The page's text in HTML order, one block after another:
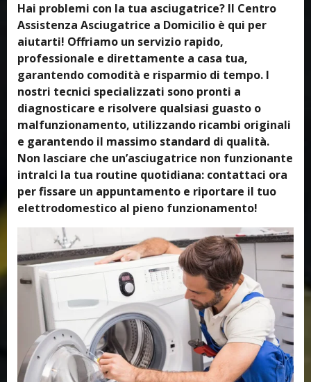
Hai problemi con la tua asciugatrice? Il Centro
Assistenza Asciugatrice a Domicilio è qui per
aiutarti! Offriamo un servizio rapido,
professionale e direttamente a casa tua,
garantendo comodità e risparmio di tempo. I
nostri tecnici specializzati sono pronti a
diagnosticare e risolvere qualsiasi guasto o
malfunzionamento, utilizzando ricambi originali
e garantendo il massimo standard di qualità.
Non lasciare che un’asciugatrice non funzionante
intralci la tua routine quotidiana: contattaci ora
per fissare un appuntamento e riportare il tuo
elettrodomestico al pieno funzionamento!